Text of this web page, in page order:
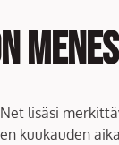
lisäsi
kuukauden